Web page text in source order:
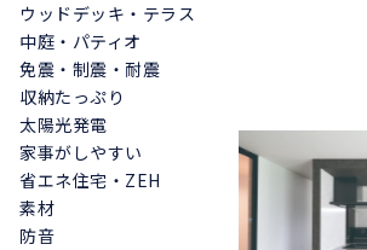
ウッドデッキ・テラス
中庭・パティオ
免震・制震・耐震
収納たっぷり
太陽光発電
家事がしやすい
省エネ住宅・ZEH
素材
防音